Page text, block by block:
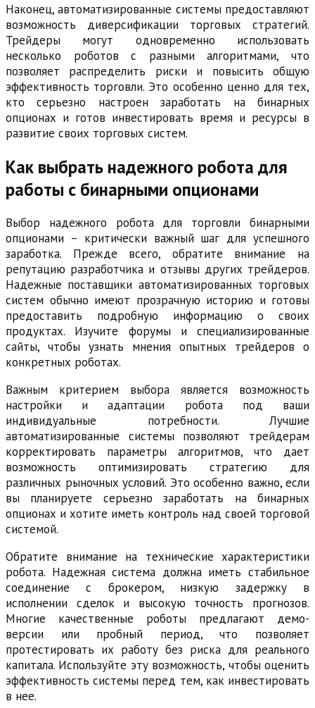
Наконец, автоматизированные системы предоставляют
возможность диверсификации торговых стратегий.
Трейдеры могут одновременно использовать
несколько роботов с разными алгоритмами, что
позволяет распределить риски и повысить общую
эффективность торговли. Это особенно ценно для тех,
кто серьезно настроен заработать на бинарных
опционах и готов инвестировать время и ресурсы в
развитие своих торговых систем.
Как выбрать надежного робота для
работы с бинарными опционами
Выбор надежного робота для торговли бинарными
опционами – критически важный шаг для успешного
заработка. Прежде всего, обратите внимание на
репутацию разработчика и отзывы других трейдеров.
Надежные поставщики автоматизированных торговых
систем обычно имеют прозрачную историю и готовы
предоставить подробную информацию о своих
продуктах. Изучите форумы и специализированные
сайты, чтобы узнать мнения опытных трейдеров о
конкретных роботах.
Важным критерием выбора является возможность
настройки и адаптации робота под ваши
индивидуальные потребности. Лучшие
автоматизированные системы позволяют трейдерам
корректировать параметры алгоритмов, что дает
возможность оптимизировать стратегию для
различных рыночных условий. Это особенно важно, если
вы планируете серьезно заработать на бинарных
опционах и хотите иметь контроль над своей торговой
системой.
Обратите внимание на технические характеристики
робота. Надежная система должна иметь стабильное
соединение с брокером, низкую задержку в
исполнении сделок и высокую точность прогнозов.
Многие качественные роботы предлагают демо-
версии или пробный период, что позволяет
протестировать их работу без риска для реального
капитала. Используйте эту возможность, чтобы оценить
эффективность системы перед тем, как инвестировать
в нее.